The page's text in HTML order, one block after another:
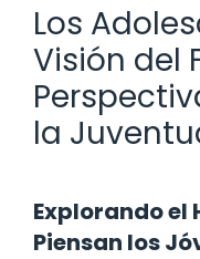
Los
Visión del
la
Explorando el
Piensan los